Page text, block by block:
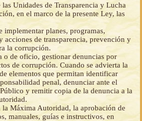
Unidades de Transparencia y Lucha
en el marco de la presente Ley, las
implementar planes, programas,
acciones de transparencia, prevención y
la corrupción.
o de oficio, gestionar denuncias por
de corrupción. Cuando se advierta la
elementos que permitan identificar
penal, denunciar ante el
y remitir copia de la denuncia a la
la Máxima Autoridad, la aprobación de
manuales, guías e instructivos, en